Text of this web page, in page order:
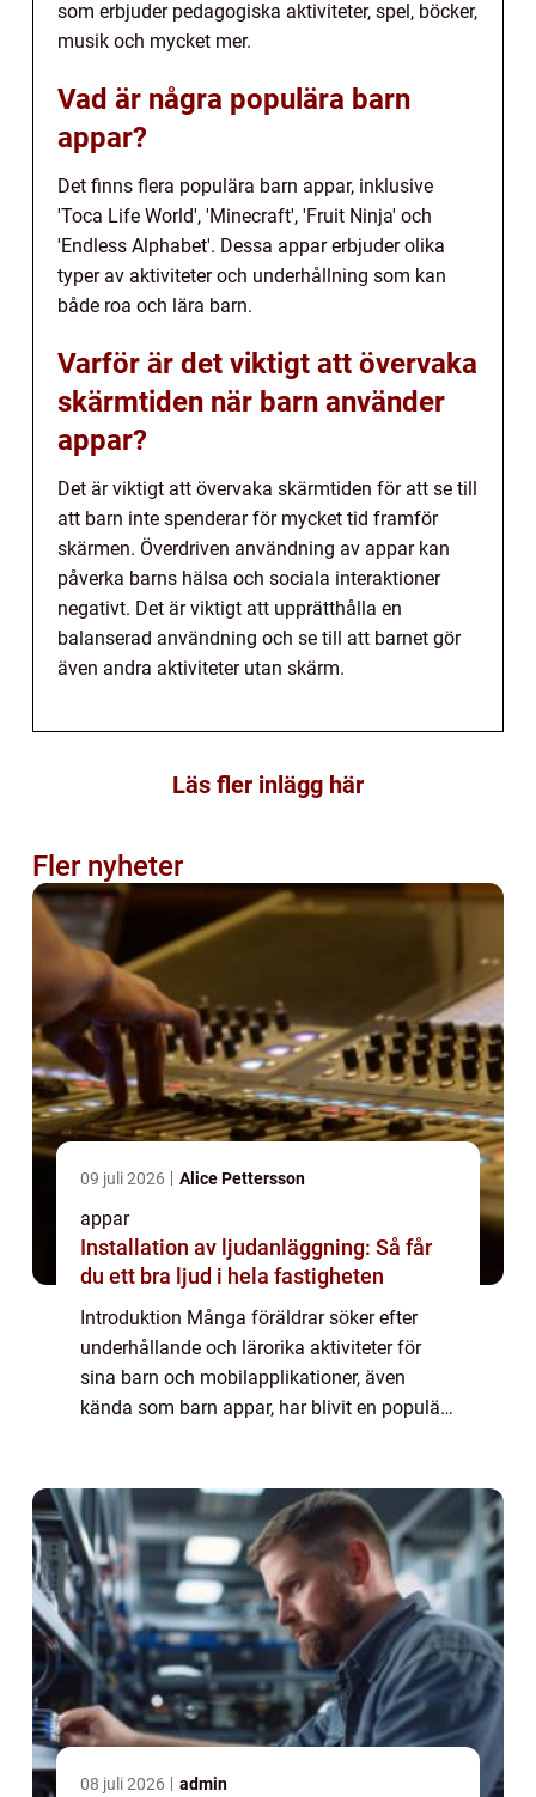
som erbjuder pedagogiska aktiviteter, spel, böcker,
musik och mycket mer.
Vad är några populära barn
appar?
Det finns flera populära barn appar, inklusive
'Toca Life World', 'Minecraft', 'Fruit Ninja' och
'Endless Alphabet'. Dessa appar erbjuder olika
typer av aktiviteter och underhållning som kan
både roa och lära barn.
Varför är det viktigt att övervaka
skärmtiden när barn använder
appar?
Det är viktigt att övervaka skärmtiden för att se till
att barn inte spenderar för mycket tid framför
skärmen. Överdriven användning av appar kan
påverka barns hälsa och sociala interaktioner
negativt. Det är viktigt att upprätthålla en
balanserad användning och se till att barnet gör
även andra aktiviteter utan skärm.
Läs fler inlägg här
Fler nyheter
09 juli 2026 Alice Pettersson
appar
Installation av ljudanläggning: Så får
du ett bra ljud i hela fastigheten
Introduktion Många föräldrar söker efter
underhållande och lärorika aktiviteter för
sina barn och mobilapplikationer, även
kända som barn appar, har blivit en populär
08 juli 2026 admin